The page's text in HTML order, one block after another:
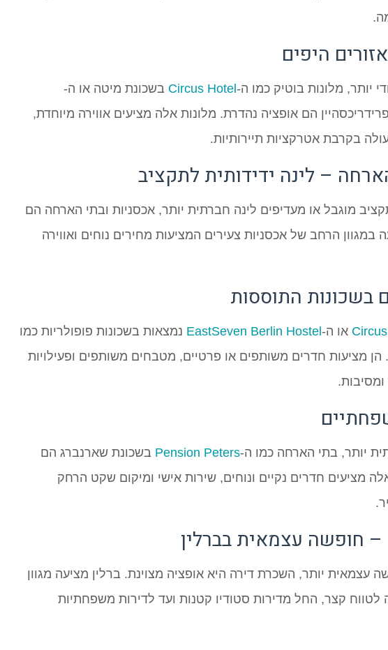
היפים
יותר, מלונות בוטיק כמו ה- Circus Hotel בשכונת מיטה או ה-
הם אופציה נהדרת. מלונות אלה מציעים אווירה מיוחדת,
בקרבת אטרקציות תיירותיות.
– לינה ידידותית לתקציב
מוגבל או מעדיפים לינה חברתית יותר, אכסניות ובתי הארחה הם
במגוון הרחב של אכסניות צעירים המציעות מחירים נוחים ואווירה
בשכונות התוססות
או ה- EastSeven Berlin Hostel נמצאות בשכונות פופולריות כמו
הן מציעות חדרים משותפים או פרטיים, מטבחים משותפים ופעילויות
ומסיבות.
יותר, בתי הארחה כמו ה-Pension Peters בשכונת שארנברג הם
מציעים חדרים נקיים ונוחים, שירות אישי ומיקום שקט הרחק
חופשה עצמאית בברלין
עצמאית יותר, השכרת דירה היא אופציה מצוינת. ברלין מציעה מגוון
קצר, החל מדירות סטודיו קטנות ועד לדירות משפחתיות